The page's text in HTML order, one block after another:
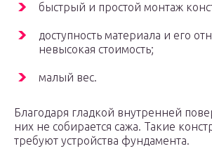
быстрый и простой монтаж
доступность материала и его
невысокая стоимость;
малый вес.
Благодаря гладкой внутренней
них не собирается сажа. Такие
требуют устройства фундамента.